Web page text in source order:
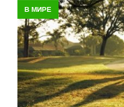
В МИРЕ